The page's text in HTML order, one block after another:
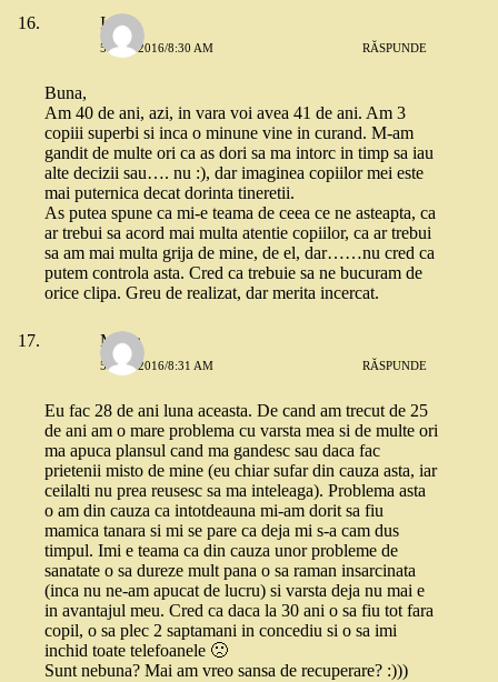
Irina
5 MAI 2016/8:30 AM RĂSPUNDE
Buna,
Am 40 de ani, azi, in vara voi avea 41 de ani. Am 3
copiii superbi si inca o minune vine in curand. M-am
gandit de multe ori ca as dori sa ma intorc in timp sa iau
alte decizii sau…. nu :), dar imaginea copiilor mei este
mai puternica decat dorinta tineretii.
As putea spune ca mi-e teama de ceea ce ne asteapta, ca
ar trebui sa acord mai multa atentie copiilor, ca ar trebui
sa am mai multa grija de mine, de el, dar……nu cred ca
putem controla asta. Cred ca trebuie sa ne bucuram de
orice clipa. Greu de realizat, dar merita incercat.
Maria
5 MAI 2016/8:31 AM RĂSPUNDE
Eu fac 28 de ani luna aceasta. De cand am trecut de 25
de ani am o mare problema cu varsta mea si de multe ori
ma apuca plansul cand ma gandesc sau daca fac
prietenii misto de mine (eu chiar sufar din cauza asta, iar
ceilalti nu prea reusesc sa ma inteleaga). Problema asta
o am din cauza ca intotdeauna mi-am dorit sa fiu
mamica tanara si mi se pare ca deja mi s-a cam dus
timpul. Imi e teama ca din cauza unor probleme de
sanatate o sa dureze mult pana o sa raman insarcinata
(inca nu ne-am apucat de lucru) si varsta deja nu mai e
in avantajul meu. Cred ca daca la 30 ani o sa fiu tot fara
copil, o sa plec 2 saptamani in concediu si o sa imi
inchid toate telefoanele 🙁
Sunt nebuna? Mai am vreo sansa de recuperare? :)))